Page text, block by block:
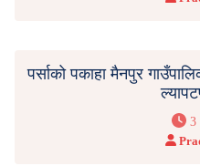
पर्साको पकाहा मैनपुर
3